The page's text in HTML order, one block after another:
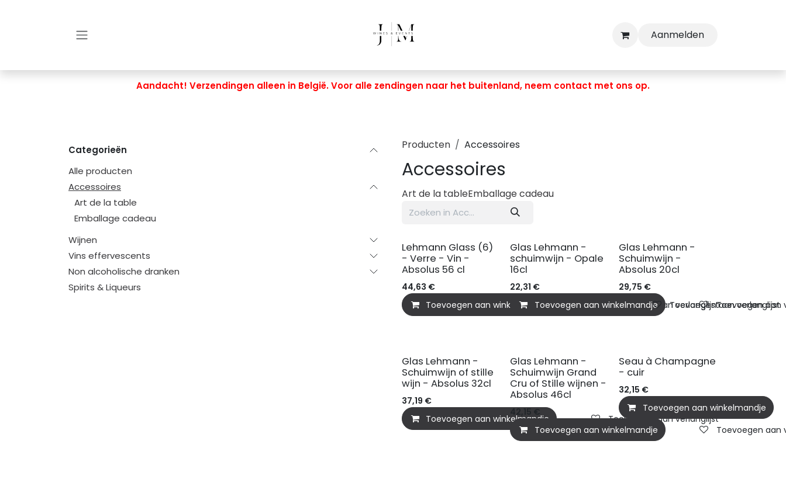
Aanmelden
Aandacht! Verzendingen alleen in België. Voor alle zendingen naar het buitenland, neem contact met ons op.
Categorieën
Alle producten
Accessoires
Art de la table
Emballage cadeau
Wijnen
Vins effervescents
Non alcoholische dranken
Spirits & Liqueurs
Producten Accessoires
Accessoires
Art de la tableEmballage cadeau
Lehmann Glass (6)
- Verre - Vin -
Absolus 56 cl
44,63 €
Toevoegen aan winkelmandje
Toevoegen aan verlanglijst
Glas Lehmann -
schuimwijn - Opale
16cl
22,31 €
Toevoegen aan winkelmandje
Toevoegen aan
Glas Lehmann -
Schuimwijn -
Absolus 20cl
29,75 €
Toevoegen aan verlanglijst
Glas Lehmann -
Schuimwijn of stille
wijn - Absolus 32cl
37,19 €
Toevoegen aan winkelmandje
Toevoegen aan verlanglijst
Glas Lehmann -
Schuimwijn Grand
Cru of Stille wijnen -
Absolus 46cl
42,15 €
Toevoegen aan winkelmandje
Toevoegen aan
Seau à Champagne
- cuir
32,15 €
Toevoegen aan winkelmandje